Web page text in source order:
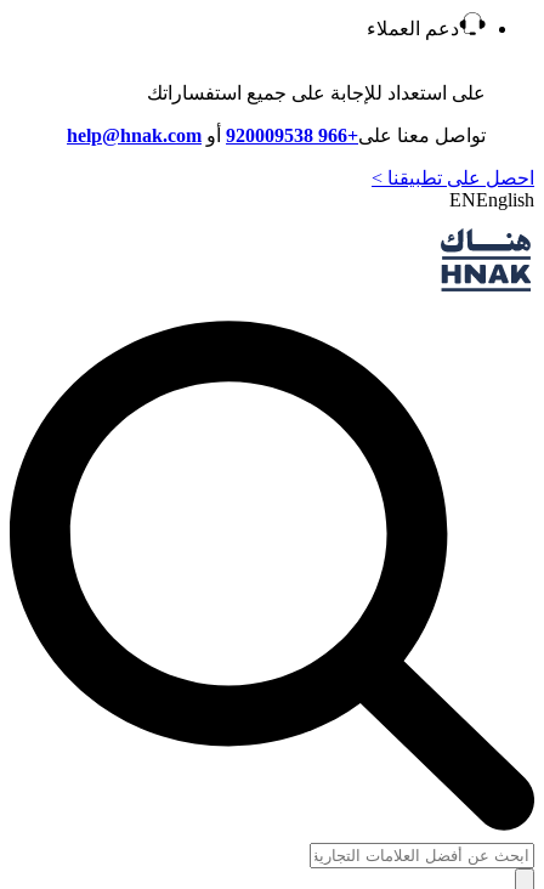
دعم العملاء
على استعداد للإجابة على جميع استفساراتك
تواصل معنا على+966 920009538 أو help@hnak.com
احصل على تطبيقنا >
ENEnglish